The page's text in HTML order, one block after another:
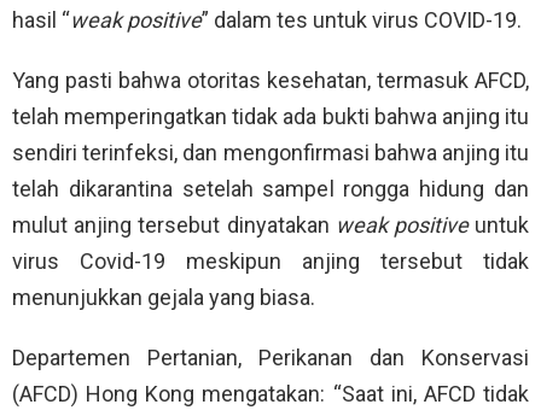
hasil “weak positive” dalam tes untuk virus COVID-19.
Yang pasti bahwa otoritas kesehatan, termasuk AFCD,
telah memperingatkan tidak ada bukti bahwa anjing itu
sendiri terinfeksi, dan mengonfirmasi bahwa anjing itu
telah dikarantina setelah sampel rongga hidung dan
mulut anjing tersebut dinyatakan weak positiveuntuk
virus Covid-19 meskipun anjing tersebut tidak
menunjukkan gejala yang biasa.
Departemen Pertanian, Perikanan dan Konservasi
(AFCD) Hong Kong mengatakan: “Saat ini, AFCD tidak